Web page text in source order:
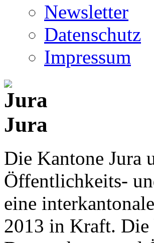
Newsletter
Datenschutz
Impressum
Jura
Die Kantone Jura
Öffentlichkeits-
eine
2013 in Kraft. Die